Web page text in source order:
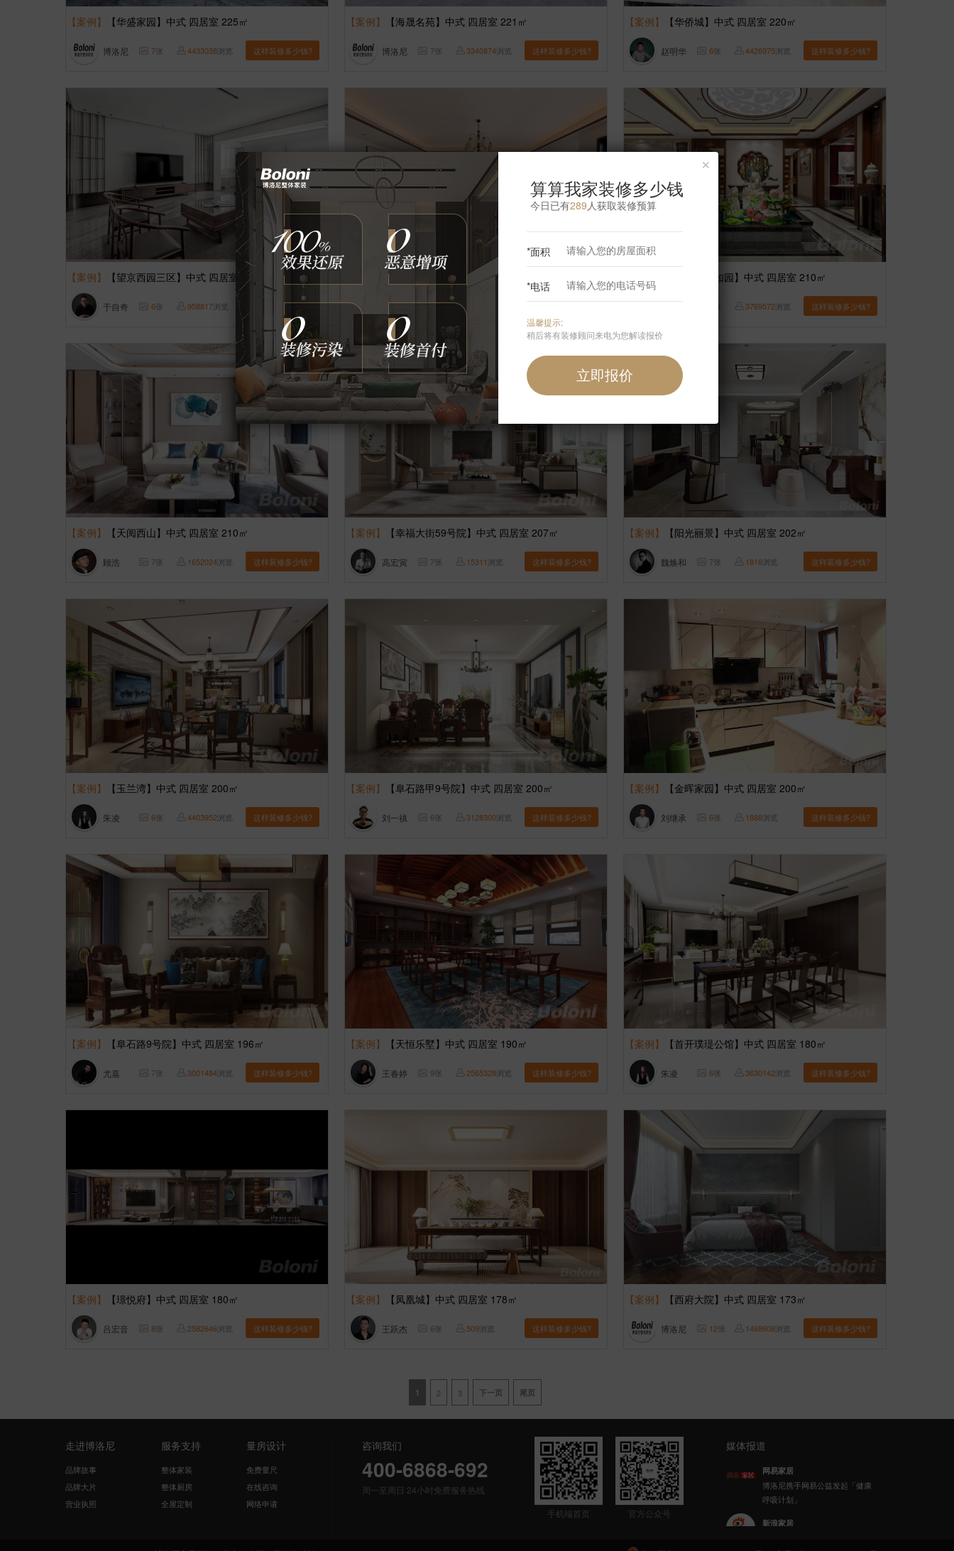
【案例】 【华盛家园】中式 四居室 225㎡
博洛尼 7张 4433038浏览 这样装修多少钱?
【案例】 【海晟名苑】中式 四居室 221㎡
博洛尼 7张 3340874浏览 这样装修多少钱?
【案例】 【华侨城】中式 四居室 220㎡
赵明华 6张 4426975浏览 这样装修多少钱?
【案例】 【望京西园三区】中式 四居室 220㎡
于自奇 6张 958817浏览 这样装修多少钱?
【远大园五区】中式 四居室 215㎡
崔洪刚 6张
【案例】 【五矿万科如园】中式 四居室 210㎡
3769572浏览 这样装修多少钱?
【案例】 【天阅西山】中式 四居室 210㎡
顾浩 7张 1652024浏览 这样装修多少钱?
【案例】 【幸福大街59号院】中式 四居室 207㎡
高宏寅 7张 15311浏览 这样装修多少钱?
【案例】 【阳光丽景】中式 四居室 202㎡
魏焕和 7张 1816浏览 这样装修多少钱?
【案例】 【玉兰湾】中式 四居室 200㎡
朱凌 6张 4403952浏览 这样装修多少钱?
【案例】 【阜石路甲9号院】中式 四居室 200㎡
刘一禛 6张 3128300浏览 这样装修多少钱?
【案例】 【金晖家园】中式 四居室 200㎡
刘继承 6张 1888浏览 这样装修多少钱?
【案例】 【阜石路9号院】中式 四居室 196㎡
尤嘉 7张 3001484浏览 这样装修多少钱?
【案例】 【天恒乐墅】中式 四居室 190㎡
王春婷 9张 2565328浏览 这样装修多少钱?
【案例】 【首开璞瑅公馆】中式 四居室 180㎡
朱凌 6张 3630142浏览 这样装修多少钱?
【案例】 【璟悦府】中式 四居室 180㎡
吕宏音 8张 2582646浏览 这样装修多少钱?
【案例】 【凤凰城】中式 四居室 178㎡
王跃杰 6张 509浏览 这样装修多少钱?
【案例】 【西府大院】中式 四居室 173㎡
博洛尼 12张 1468608浏览 这样装修多少钱?
1 2 3 下一页 尾页
走进博洛尼
品牌故事
品牌大片
营业执照
服务支持
整体家装
整体厨房
全屋定制
量房设计
免费量尺
在线咨询
网络申请
咨询我们
400-6868-692
周一至周日 24小时免费服务热线
手机端首页
官方公众号
媒体报道
新浪家居
博洛尼整体家装顾克荣获「2022
(第八届)中国家居杰出人物」称
×
算算我家装修多少钱
今日已有289 人获取装修预算
*面积
*电话
温馨提示:
稍后将有装修顾问来电为您解读报价